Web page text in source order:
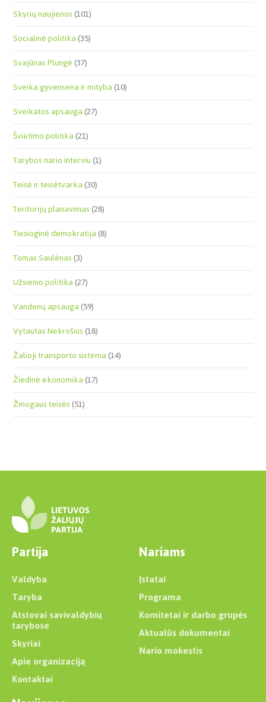
Skyrių naujienos(101)
Socialinė politika(35)
Svajūnas Plungė(37)
Sveika gyvensena ir mityba(10)
Sveikatos apsauga(27)
Švietimo politika(21)
Tarybos nario interviu(1)
Teisė ir teisėtvarka(30)
Teritorijų planavimas(28)
Tiesioginė demokratija(8)
Tomas Saulėnas(3)
Užsienio politika(27)
Vandenų apsauga(59)
Vytautas Nekrošius(18)
Žalioji transporto sistema(14)
Žiedinė ekonomika(17)
Žmogaus teisės(51)
Partija
Valdyba
Taryba
Atstovai savivaldybių
tarybose
Skyriai
Apie organizaciją
Kontaktai
Nariams
Įstatai
Programa
Komitetai ir darbo grupės
Aktualūs dokumentai
Nario mokestis